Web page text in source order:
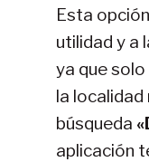
Esta
utilidad y a
ya que
la localidad
búsqueda
aplicación